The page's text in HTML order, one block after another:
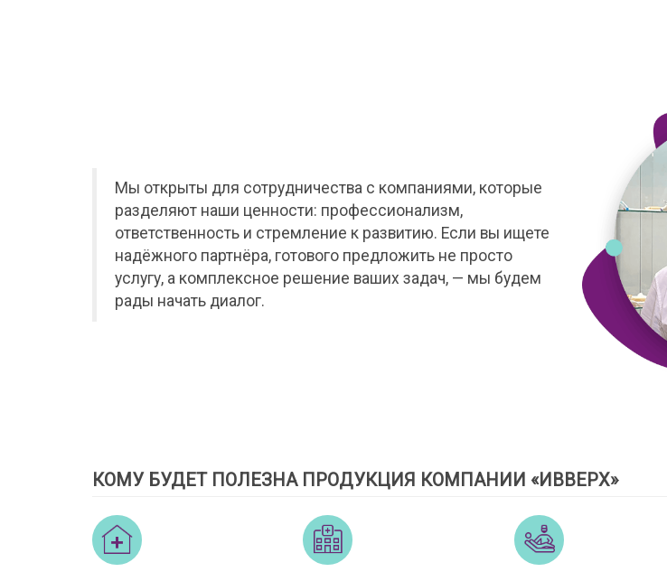
Мы открыты для сотрудничества с компаниями, которые
разделяют наши ценности: профессионализм,
ответственность и стремление к развитию. Если вы ищете
надёжного партнёра, готового предложить не просто
услугу, а комплексное решение ваших задач, — мы будем
рады начать диалог.
КОМУ БУДЕТ ПОЛЕЗНА ПРОДУКЦИЯ КОМПАНИИ «ИВВЕРХ»